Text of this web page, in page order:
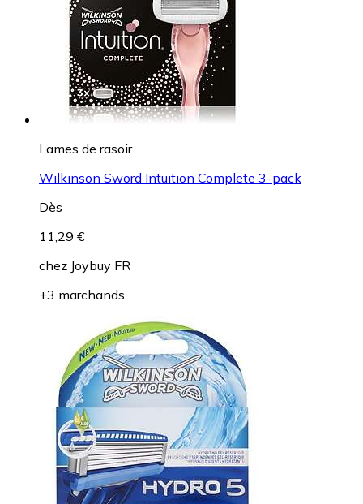
Lames de rasoir
Wilkinson Sword Intuition Complete 3-pack
Dès
11,29 €
chez Joybuy FR
+3 marchands